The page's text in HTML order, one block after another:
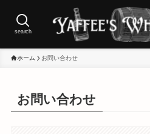
search
ホーム お問い合わせ
お問い合わせ